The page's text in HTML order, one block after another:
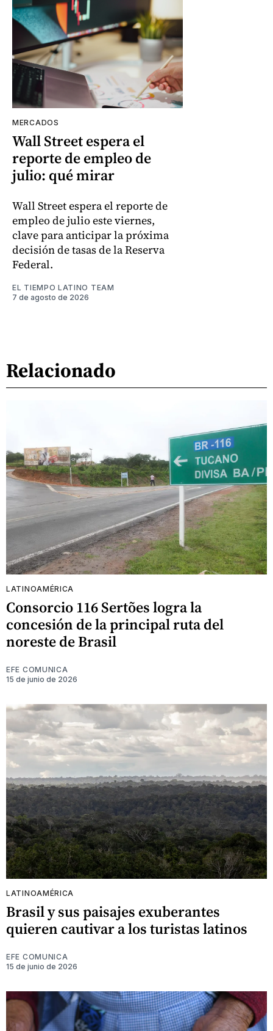
MERCADOS
Wall Street espera el
reporte de empleo de
julio: qué mirar
Wall Street espera el reporte de
empleo de julio este viernes,
clave para anticipar la próxima
decisión de tasas de la Reserva
Federal.
EL TIEMPO LATINO TEAM
7 de agosto de 2026
Relacionado
LATINOAMÉRICA
Consorcio 116 Sertões logra la
concesión de la principal ruta del
noreste de Brasil
EFE COMUNICA
15 de junio de 2026
LATINOAMÉRICA
Brasil y sus paisajes exuberantes
quieren cautivar a los turistas latinos
EFE COMUNICA
15 de junio de 2026